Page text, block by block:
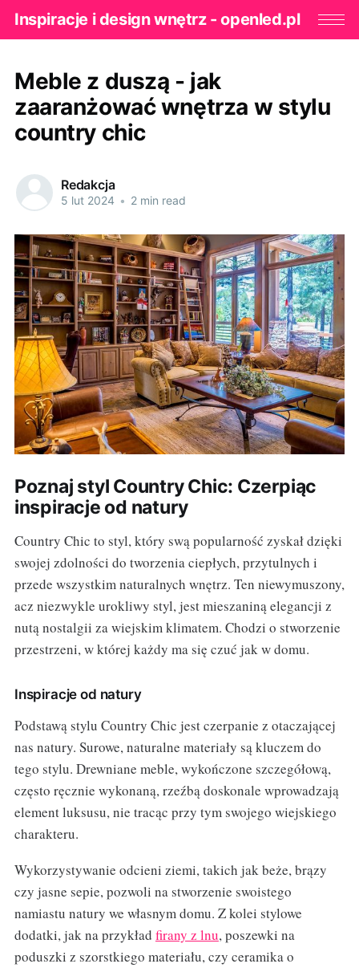
Inspiracje i design wnętrz - openled.pl
Meble z duszą - jak
zaaranżować wnętrza w stylu
country chic
Redakcja
5 lut 2024 • 2 min read
Poznaj styl Country Chic: Czerpiąc
inspiracje od natury
Country Chic to styl, który swą popularność zyskał dzięki
swojej zdolności do tworzenia ciepłych, przytulnych i
przede wszystkim naturalnych wnętrz. Ten niewymuszony,
acz niezwykle urokliwy styl, jest mieszaniną elegancji z
nutą nostalgii za wiejskim klimatem. Chodzi o stworzenie
przestrzeni, w której każdy ma się czuć jak w domu.
Inspiracje od natury
Podstawą stylu Country Chic jest czerpanie z otaczającej
nas natury. Surowe, naturalne materiały są kluczem do
tego stylu. Drewniane meble, wykończone szczegółową,
często ręcznie wykonaną, rzeźbą doskonale wprowadzają
element luksusu, nie tracąc przy tym swojego wiejskiego
charakteru.
Wykorzystywanie odcieni ziemi, takich jak beże, brązy
czy jasne sepie, pozwoli na stworzenie swoistego
namiastu natury we własnym domu. Z kolei stylowe
dodatki, jak na przykład firany z lnu, poszewki na
poduszki z szorstkiego materiału, czy ceramika o